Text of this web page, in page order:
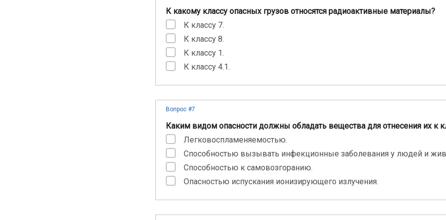
К какому классу опасных грузов относятся радиоактивные материалы?
К классу 7.
К классу 8.
К классу 1.
К классу 4.1.
Вопрос #7
Каким видом опасности должны обладать вещества для отнесения их к
Легковоспламеняемостью.
Способностью вызывать инфекционные заболевания у людей и
Способностью к самовозгоранию.
Опасностью испускания ионизирующего излучения.